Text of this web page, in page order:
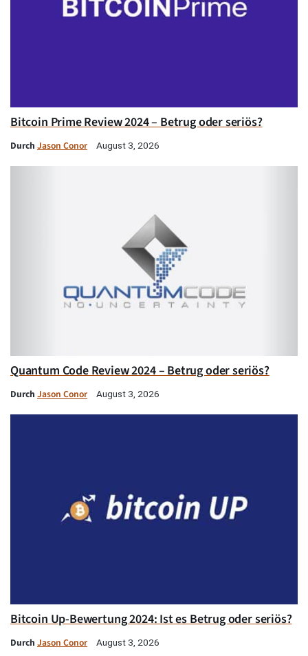
Bitcoin Prime Review 2024 – Betrug oder seriös?
Durch Jason Conor August 3, 2026
Quantum Code Review 2024 – Betrug oder seriös?
Durch Jason Conor August 3, 2026
Bitcoin Up-Bewertung 2024: Ist es Betrug oder seriös?
Durch Jason Conor August 3, 2026